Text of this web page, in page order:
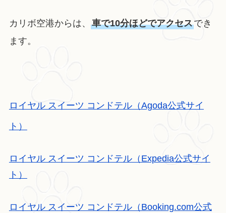
カリボ空港からは、 車で10分ほどでアクセスでき
ます。
ロイヤル スイーツ コンドテル（Agoda公式サイ
ト）
ロイヤル スイーツ コンドテル（Expedia公式サイ
ト）
ロイヤル スイーツ コンドテル（Booking.com公式